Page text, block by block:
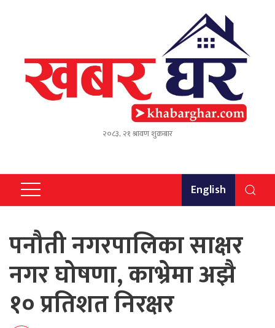
२०८३, २१ श्रावण शुक्रबार
English
पनौती नगरपालिका साक्षर
नगर घोषणा, काभ्रेमा अझै
१० प्रतिशत निरक्षर